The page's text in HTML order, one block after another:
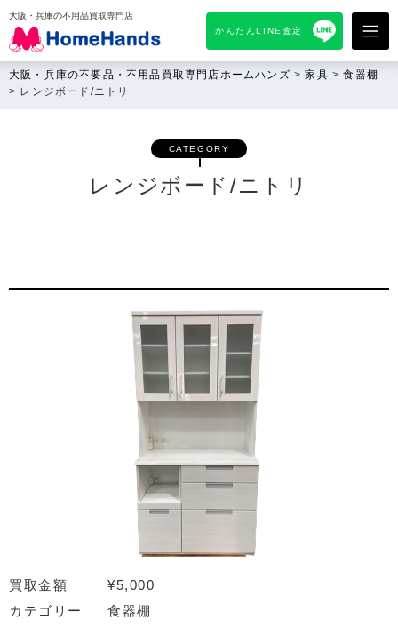
大阪・兵庫の不用品買取専門店
かんたんLINE査定
大阪・兵庫の不要品・不用品買取専門店ホームハンズ >家具 >食器棚
> レンジボード/ニトリ
CATEGORY
レンジボード/ニトリ
買取金額
¥5,000
カテゴリー
食器棚